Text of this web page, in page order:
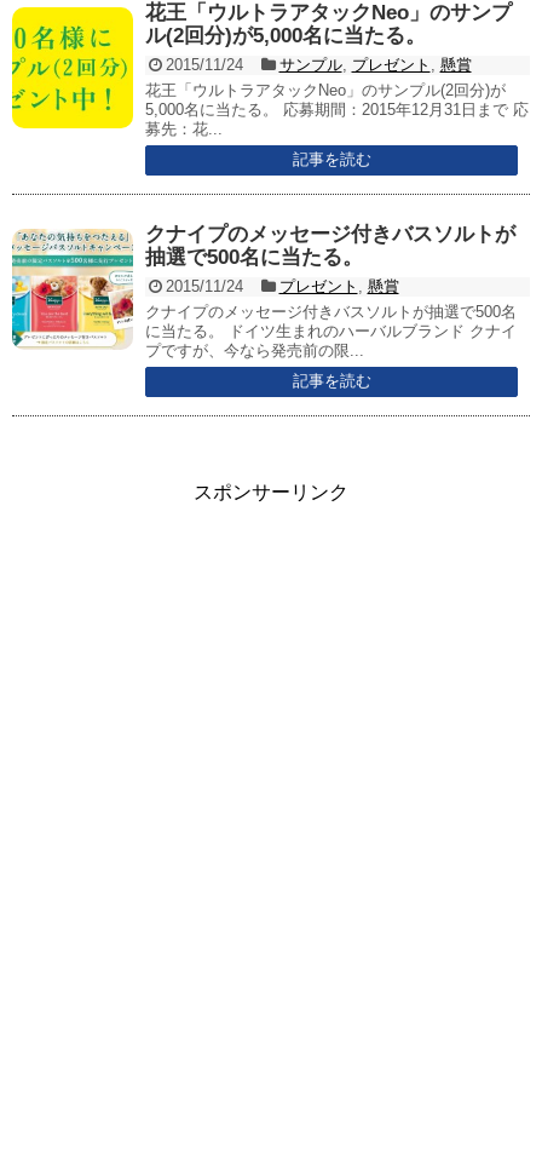
花王「ウルトラアタックNeo」のサンプ
ル(2回分)が5,000名に当たる。
2015/11/24 サンプル, プレゼント , 懸賞
花王「ウルトラアタックNeo」のサンプル(2回分)が
5,000名に当たる。 応募期間：2015年12月31日まで 応
募先：花...
記事を読む
クナイプのメッセージ付きバスソルトが
抽選で500名に当たる。
2015/11/24 プレゼント , 懸賞
クナイプのメッセージ付きバスソルトが抽選で500名
に当たる。 ドイツ生まれのハーバルブランド クナイ
プですが、今なら発売前の限...
記事を読む
スポンサーリンク